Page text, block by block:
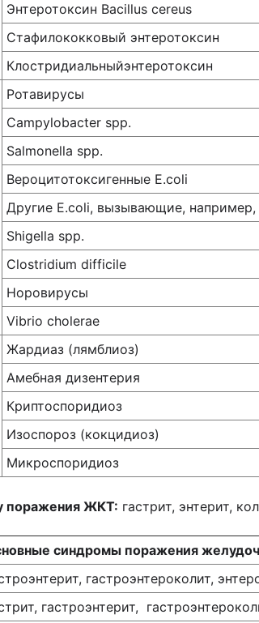
Энтеротоксин Bacillus cereus
Стафилококковый энтеротоксин
Клостридиальныйэнтеротоксин
Ротавирусы
Campylobacter spp.
Salmonella spp.
Вероцитотоксигенные E.coli
Другие E.coli, вызывающие,
Shigella spp.
Clostridium difficile
Норовирусы
Vibrio cholerae
Жардиаз (лямблиоз)
Амебная дизентерия
Криптоспоридиоз
Изоспороз (кокцидиоз)
Микроспоридиоз
поражения ЖКТ: гастрит, энтерит,
синдромы поражения
гастроэнтероколит,
гастроэнтерит,